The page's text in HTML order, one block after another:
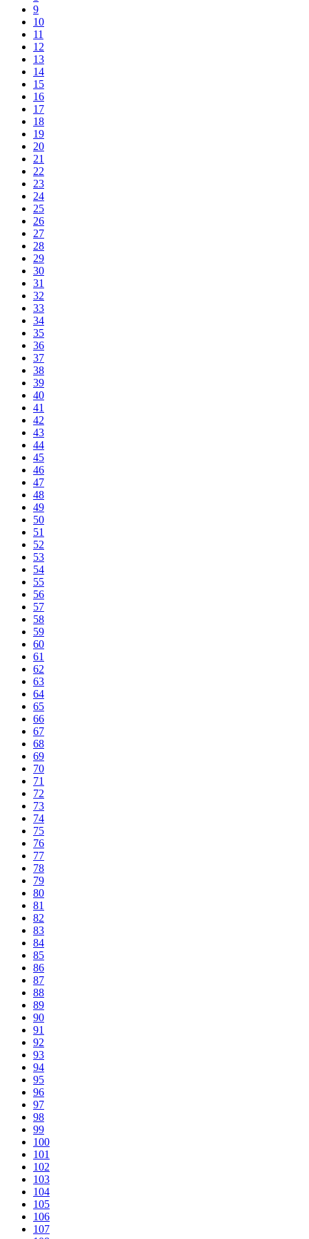
9
10
11
12
13
14
15
16
17
18
19
20
21
22
23
24
25
26
27
28
29
30
31
32
33
34
35
36
37
38
39
40
41
42
43
44
45
46
47
48
49
50
51
52
53
54
55
56
57
58
59
60
61
62
63
64
65
66
67
68
69
70
71
72
73
74
75
76
77
78
79
80
81
82
83
84
85
86
87
88
89
90
91
92
93
94
95
96
97
98
99
100
101
102
103
104
105
106
107